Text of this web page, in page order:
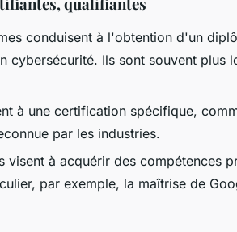
conduisent à l'obtention d'un
cybersécurité. Ils sont souvent plus
à une certification spécifique,
par les industries.
visent à acquérir des compétences
par exemple, la maîtrise de